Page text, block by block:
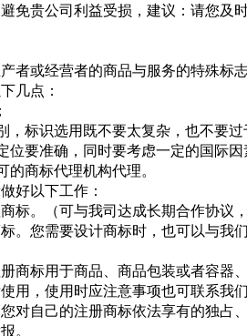
免贵公司利益受损，建议：请您及
者或经营者的商品与服务的特殊标
几点：
，标识选用既不要太复杂，也不要过
位要准确，同时要考虑一定的国际因
的商标代理机构代理。
好以下工作：
标。（可与我司达成长期合作协议
。您需要设计商标时，也可以与我
商标用于商品、商品包装或者容器
用，使用时应注意事项也可联系我们
对自己的注册商标依法享有的独占
。